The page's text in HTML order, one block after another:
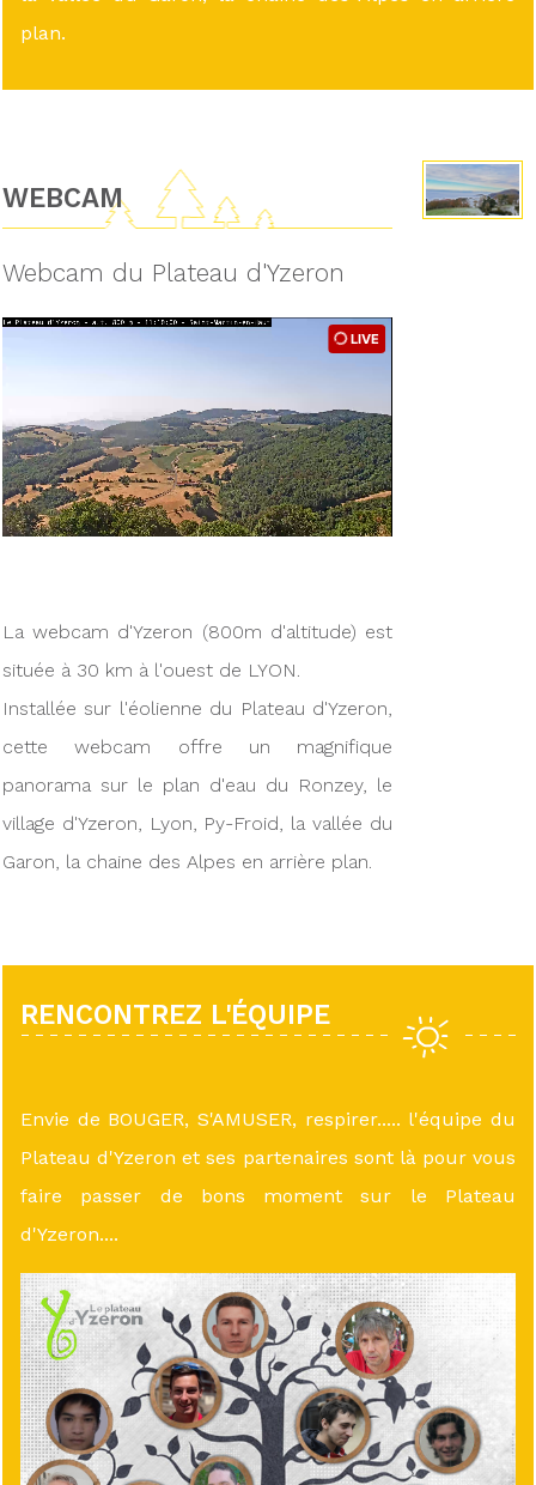
plan.
WEBCAM
Webcam du Plateau d'Yzeron
La webcam d'Yzeron (800m d'altitude) est
située à 30 km à l'ouest de LYON.
Installée sur l'éolienne du Plateau d'Yzeron,
cette webcam offre un magnifique
panorama sur le plan d'eau du Ronzey, le
village d'Yzeron, Lyon, Py-Froid, la vallée du
Garon, la chaine des Alpes en arrière plan.
RENCONTREZ L'ÉQUIPE
Envie de BOUGER, S'AMUSER, respirer..... l'équipe du
Plateau d'Yzeron et ses partenaires sont là pour vous
faire passer de bons moment sur le Plateau
d'Yzeron....